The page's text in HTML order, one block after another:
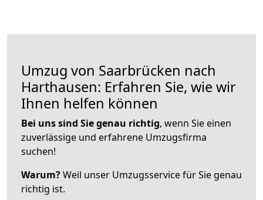
Umzug von Saarbrücken nach
Harthausen: Erfahren Sie, wie wir
Ihnen helfen können
Bei uns sind Sie genau richtig, wenn Sie einen
zuverlässige und erfahrene Umzugsfirma
suchen!
Warum?Weil unser Umzugsservice für Sie genau
richtig ist.